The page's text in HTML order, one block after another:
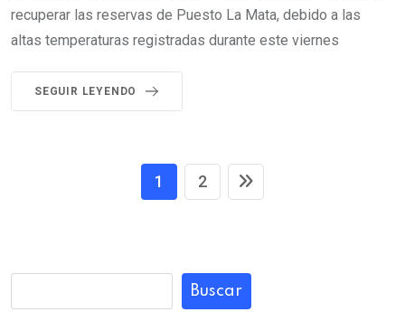
recuperar las reservas de Puesto La Mata, debido a las
altas temperaturas registradas durante este viernes
SEGUIR LEYENDO
1 2
Buscar